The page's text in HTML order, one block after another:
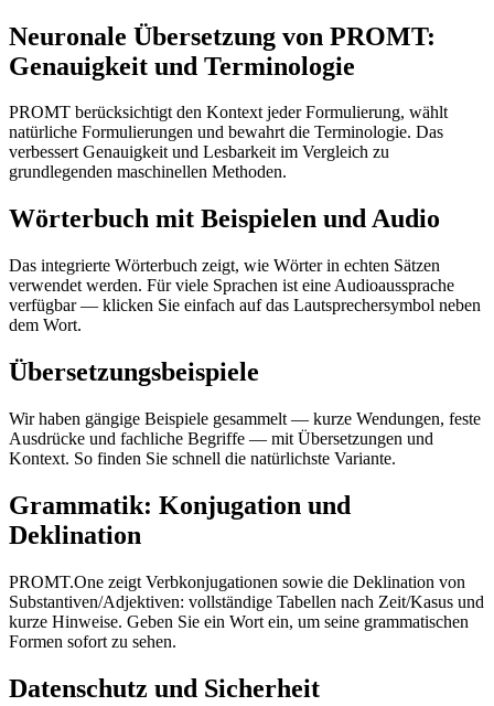
Neuronale Übersetzung von PROMT:
Genauigkeit und Terminologie
PROMT berücksichtigt den Kontext jeder Formulierung, wählt
natürliche Formulierungen und bewahrt die Terminologie. Das
verbessert Genauigkeit und Lesbarkeit im Vergleich zu
grundlegenden maschinellen Methoden.
Wörterbuch mit Beispielen und Audio
Das integrierte Wörterbuch zeigt, wie Wörter in echten Sätzen
verwendet werden. Für viele Sprachen ist eine Audioaussprache
verfügbar — klicken Sie einfach auf das Lautsprechersymbol neben
dem Wort.
Übersetzungsbeispiele
Wir haben gängige Beispiele gesammelt — kurze Wendungen, feste
Ausdrücke und fachliche Begriffe — mit Übersetzungen und
Kontext. So finden Sie schnell die natürlichste Variante.
Grammatik: Konjugation und
Deklination
PROMT.One zeigt Verbkonjugationen sowie die Deklination von
Substantiven/Adjektiven: vollständige Tabellen nach Zeit/Kasus und
kurze Hinweise. Geben Sie ein Wort ein, um seine grammatischen
Formen sofort zu sehen.
Datenschutz und Sicherheit